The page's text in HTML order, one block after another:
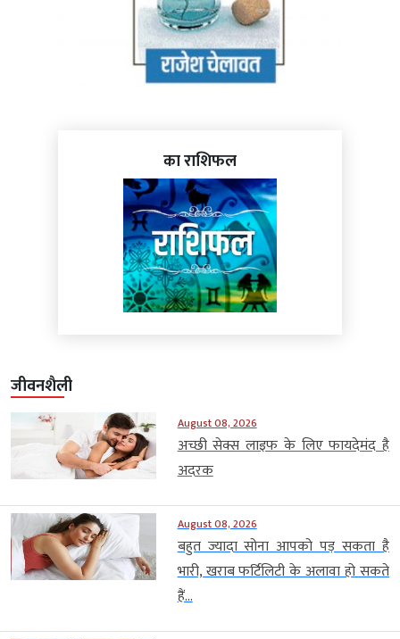
का राशिफल
जीवनशैली
August 08, 2026
अच्छी सेक्स लाइफ के लिए फायदेमंद है
अदरक
August 08, 2026
बहुत ज्यादा सोना आपको पड़ सकता है
भारी, खराब फर्टिलिटी के अलावा हो सकते
हैं...